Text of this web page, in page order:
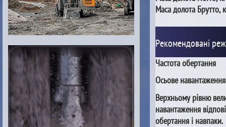
Маса долота Брутто,
Рекомендовані
Частота обертання
Осьове навантаження
Верхньому рівню
навантаження
обертання і навпаки.